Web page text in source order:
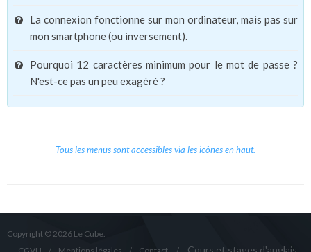
La connexion fonctionne sur mon ordinateur, mais pas sur
mon smartphone (ou inversement).
Pourquoi 12 caractères minimum pour le mot de passe ?
N'est-ce pas un peu exagéré ?
Tous les menus sont accessibles via les icônes en haut.
Copyright © 2026 Le Cube.
Cours et stages d'anglais